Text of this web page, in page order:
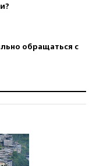
обращаться с